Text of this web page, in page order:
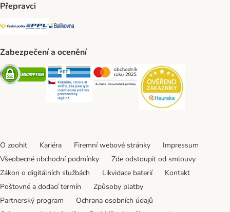
Přepravci
Česká pošta Shipping Method
PPL Shipping Method
Balíkovna Shipping Method
Zabezpečení a ocenění
Security Security Security
O zoohit Kariéra Firemní webové stránky
Impressum
Všeobecné obchodní podmínky
Zde odstoupit od smlouvy
Zákon o digitálních službách
Likvidace baterií
Kontakt
Poštovné a dodací termín
Způsoby platby
Partnerský program
Ochrana osobních údajů